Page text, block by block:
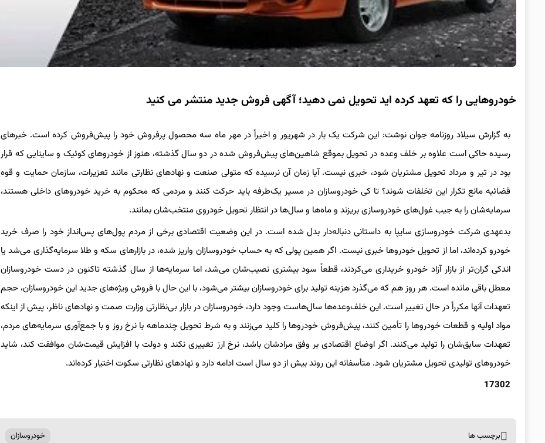
خودروهایی را که تعهد کرده اید تحویل نمی دهید؛ آگهی فروش جدید منتشر می کنید
به گزارش سیلاد روزنامه جوان نوشت: این شرکت یک بار در شهریور و اخیراً در مهر ماه سه محصول پرفروش خود را پیش‌فروش کرده است. خبرهای
رسیده حاکی است علاوه بر خلف وعده در تحویل بموقع شاهین‌های پیش‌فروش شده در دو سال گذشته، هنوز از خودروهای کوئیک و ساینایی که قرار
بود در تیر و مرداد تحویل مشتریان شود، خبری نیست. آیا زمان آن نرسیده که متولی صنعت و نهادهای نظارتی مانند تعزیرات، سازمان حمایت و قوه
قضائیه مانع تکرار این تخلفات شوند؟ تا کی خودروسازان در مسیر یک‌طرفه باید حرکت کنند و مردمی که محکوم به خرید خودروهای داخلی هستند،
سرمایه‌شان را به جیب غول‌های خودروسازی بریزند و ماه‌ها و سال‌ها در انتظار تحویل خودروی منتخب‌شان بمانند.
بدعهدی شرکت خودروسازی سایپا به داستانی دنباله‌دار بدل شده است. در این وضعیت اقتصادی برخی از مردم پول‌های پس‌انداز خود را صرف خرید
خودرو کرده‌اند، اما از تحویل خودروها خبری نیست. اگر همین پولی که به حساب خودروسازان واریز شده، در بازارهای سکه و طلا سرمایه‌گذاری می‌شد یا
اندکی گران‌تر از بازار آزاد خودرو خریداری می‌کردند، قطعاً سود بیشتری نصیب‌شان می‌شد، اما سرمایه‌ها از سال گذشته تاکنون در دست خودروسازان
معطل باقی مانده است. هر روز هم که می‌گذرد هزینه تولید برای خودروسازان بیشتر می‌شود، با این حال با فروش ویژه‌های جدید این خودروسازان، حجم
تعهدات آنها مکرراً در حال تغییر است. این خلف‌وعده‌ها سال‌هاست وجود دارد، خودروسازان در بازار بی‌نظارتی وزارت صمت و نهادهای ناظر، پیش از اینکه
مواد اولیه و قطعات خودروها را تأمین کنند، پیش‌فروش خودروها را کلید می‌زنند و به شرط تحویل چندماهه با نرخ روز و با جمع‌آوری سرمایه‌های مردم،
تعهدات سابق‌شان را تولید می‌کنند. اگر اوضاع اقتصادی بر وفق مرادشان باشد، نرخ ارز تغییری نکند و دولت با افزایش قیمت‌شان موافقت کند، شاید
خودروهای تولیدی تحویل مشتریان شود. متأسفانه این روند بیش از دو سال است ادامه دارد و نهادهای نظارتی سکوت اختیار کرده‌اند.
17302
برچسب ها خودروسازان